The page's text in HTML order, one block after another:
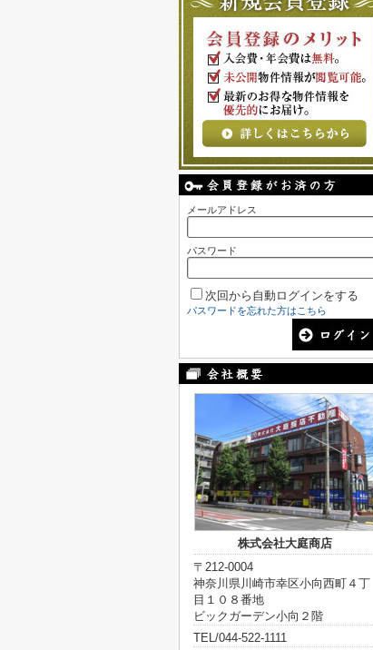
メールアドレス
パスワード
次回から自動ログインをする
パスワードを忘れた方はこちら
株式会社大庭商店
〒212-0004
神奈川県川崎市幸区小向西町４丁
目１０８番地
ビックガーデン小向２階
TEL/044-522-1111